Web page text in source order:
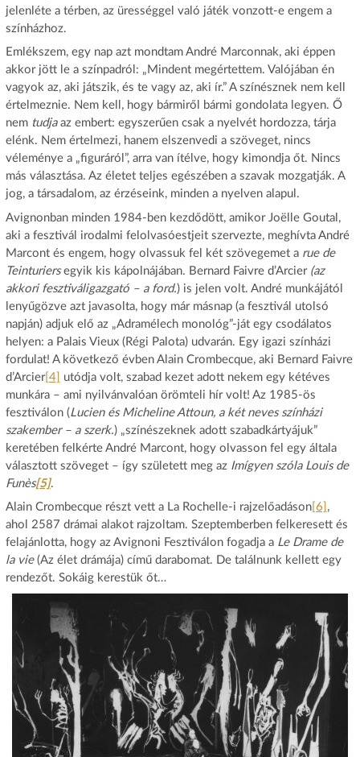
jelenléte a térben, az ürességgel való játék vonzott-e engem a
színházhoz.
Emlékszem, egy nap azt mondtam André Marconnak, aki éppen
akkor jött le a színpadról: „Mindent megértettem. Valójában én
vagyok az, aki játszik, és te vagy az, aki ír.” A színésznek nem kell
értelmeznie. Nem kell, hogy bármiről bármi gondolata legyen. Ő
nem tudjaaz embert: egyszerűen csak a nyelvét hordozza, tárja
elénk. Nem értelmezi, hanem elszenvedi a szöveget, nincs
véleménye a „figuráról”, arra van ítélve, hogy kimondja őt. Nincs
más választása. Az életet teljes egészében a szavak mozgatják. A
jog, a társadalom, az érzéseink, minden a nyelven alapul.
Avignonban minden 1984-ben kezdődött, amikor Joëlle Goutal,
aki a fesztivál irodalmi felolvasóestjeit szervezte, meghívta André
Marcont és engem, hogy olvassuk fel két szövegemet a rue de
Teinturiersegyik kis kápolnájában. Bernard Faivre d’Arcier (az
akkori fesztiváligazgató – a ford.) is jelen volt. André munkájától
lenyűgözve azt javasolta, hogy már másnap (a fesztivál utolsó
napján) adjuk elő az „Adramélech monológ”-ját egy csodálatos
helyen: a Palais Vieux (Régi Palota) udvarán. Egy igazi színházi
fordulat! A következő évben Alain Crombecque, aki Bernard Faivre
d’Arcier[4]
utódja volt, szabad kezet adott nekem egy kétéves
munkára – ami nyilvánvalóan örömteli hír volt! Az 1985‑ös
fesztiválon (Lucien és Micheline Attoun, a két neves színházi
szakember – a szerk.) „színészeknek adott szabadkártyájuk”
keretében felkérte André Marcont, hogy olvasson fel egy általa
választott szöveget – így született meg az Imígyen szóla Louis de
Funès[5].
Alain Crombecque részt vett a La Rochelle-i rajzelőadáson[6] ,
ahol 2587 drámai alakot rajzoltam. Szeptemberben felkeresett és
felajánlotta, hogy az Avignoni Fesztiválon fogadja a Le Drame de
la vie(Az élet drámája) című darabomat. De találnunk kellett egy
rendezőt. Sokáig kerestük őt…